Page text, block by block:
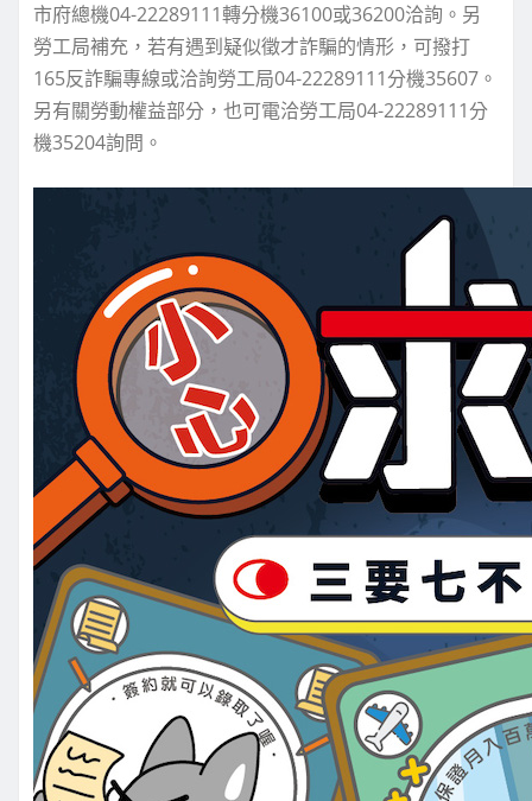
市府總機04-22289111轉分機36100或36200洽詢。另
勞工局補充，若有遇到疑似徵才詐騙的情形，可撥打
165反詐騙專線或洽詢勞工局04-22289111分機35607。
另有關勞動權益部分，也可電洽勞工局04-22289111分
機35204詢問。